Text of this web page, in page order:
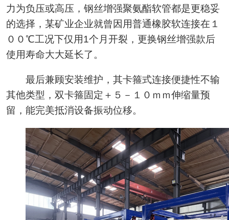
力为负压或高压，钢丝增强聚氨酯软管都是更稳妥
的选择，某矿业企业就曾因用普通橡胶软连接在１
００℃工况下仅用1个月开裂，更换钢丝增强款后
使用寿命大大延长了。
最后兼顾安装维护，其卡箍式连接便捷性不输
其他类型，双卡箍固定＋５－１０ｍｍ伸缩量预
留，能完美抵消设备振动位移。